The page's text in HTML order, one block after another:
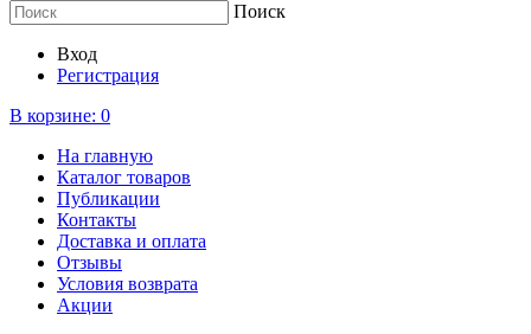
Поиск
Вход
Регистрация
В корзине: 0
На главную
Каталог товаров
Публикации
Контакты
Доставка и оплата
Отзывы
Условия возврата
Акции